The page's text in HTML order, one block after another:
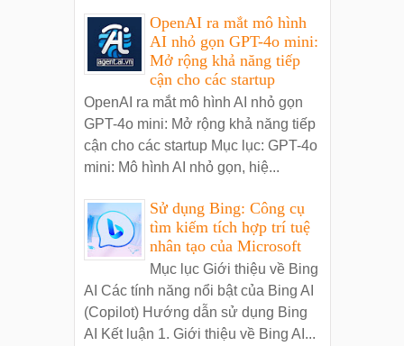
OpenAI ra mắt mô hình
AI nhỏ gọn GPT-4o mini:
Mở rộng khả năng tiếp
cận cho các startup
OpenAI ra mắt mô hình AI nhỏ gọn
GPT-4o mini: Mở rộng khả năng tiếp
cận cho các startup Mục lục: GPT-4o
mini: Mô hình AI nhỏ gọn, hiệ...
Sử dụng Bing: Công cụ
tìm kiếm tích hợp trí tuệ
nhân tạo của Microsoft
Mục lục Giới thiệu về Bing
AI Các tính năng nổi bật của Bing AI
(Copilot) Hướng dẫn sử dụng Bing
AI Kết luận 1. Giới thiệu về Bing AI...